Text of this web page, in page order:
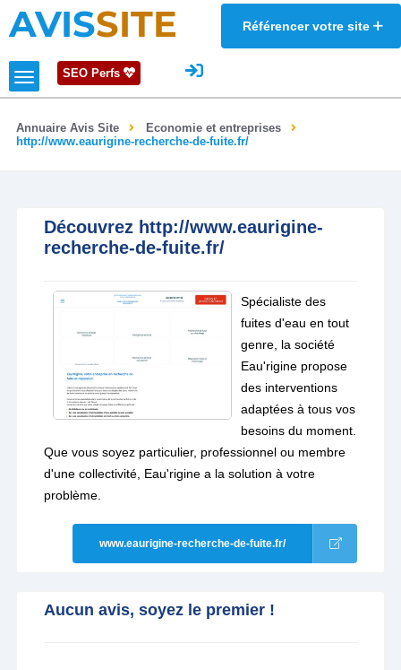
AVISSITE Référencer votre site
SEO Perfs
Annuaire Avis Site
Economie et entreprises
http://www.eaurigine-recherche-de-fuite.fr/
Découvrez http://www.eaurigine-
recherche-de-fuite.fr/
Spécialiste des
fuites d'eau en tout
genre, la société
Eau'rigine propose
des interventions
adaptées à tous vos
besoins du moment.
Que vous soyez particulier, professionnel ou membre
d'une collectivité, Eau'rigine a la solution à votre
problème.
www.eaurigine-recherche-de-fuite.fr/
Aucun avis, soyez le premier !